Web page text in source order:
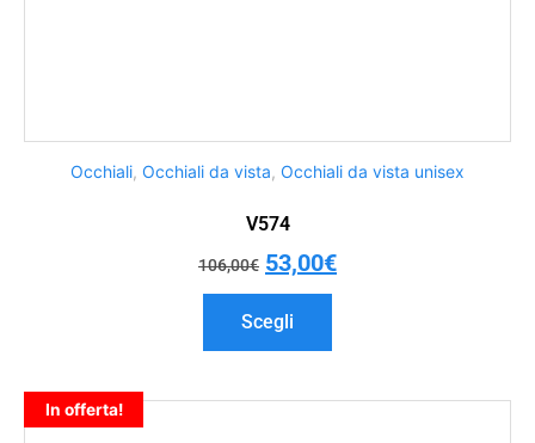
Occhiali, Occhiali da vista, Occhiali da vista unisex
V574
106,00€ 53,00€
Scegli
In offerta!